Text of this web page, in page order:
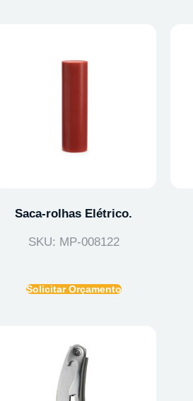
Saca-rolhas Elétrico.
SKU: MP-008122
Solicitar Orçamento